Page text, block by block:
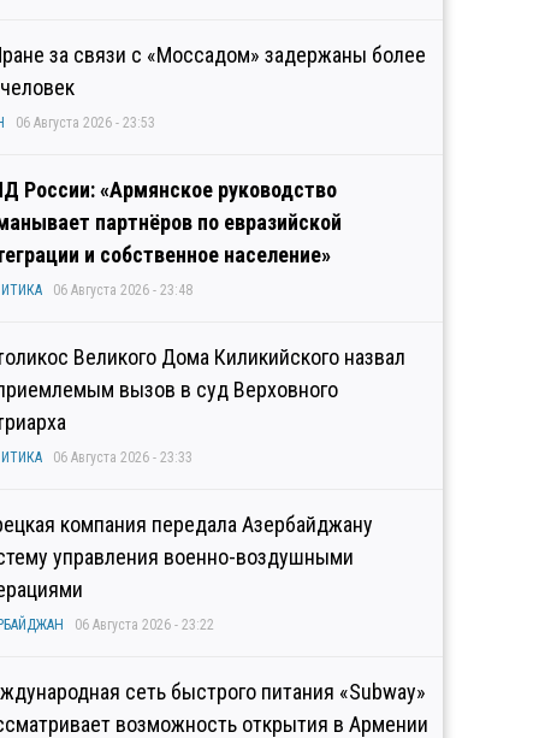
за связи с «Моссадом» задержаны более
06 Августа 2026 - 23:53
России: «Армянское руководство
партнёров по евразийской
и собственное население»
06 Августа 2026 - 23:48
Великого Дома Киликийского назвал
вызов в суд Верховного
06 Августа 2026 - 23:33
компания передала Азербайджану
управления военно-воздушными
06 Августа 2026 - 23:22
сеть быстрого питания «Subway»
возможность открытия в Армении